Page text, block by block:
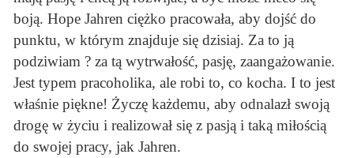
boją. Hope Jahren ciężko pracowała, aby dojść do
punktu, w którym znajduje się dzisiaj. Za to ją
podziwiam ? za tą wytrwałość, pasję, zaangażowanie.
Jest typem pracoholika, ale robi to, co kocha. I to jest
właśnie piękne! Życzę każdemu, aby odnalazł swoją
drogę w życiu i realizował się z pasją i taką miłością
do swojej pracy, jak Jahren.